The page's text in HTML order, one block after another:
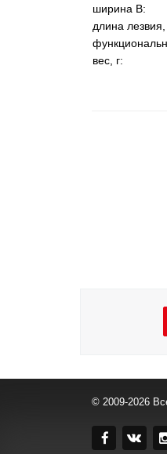
ширина В:
длина
вес, г:
© 2009-2026